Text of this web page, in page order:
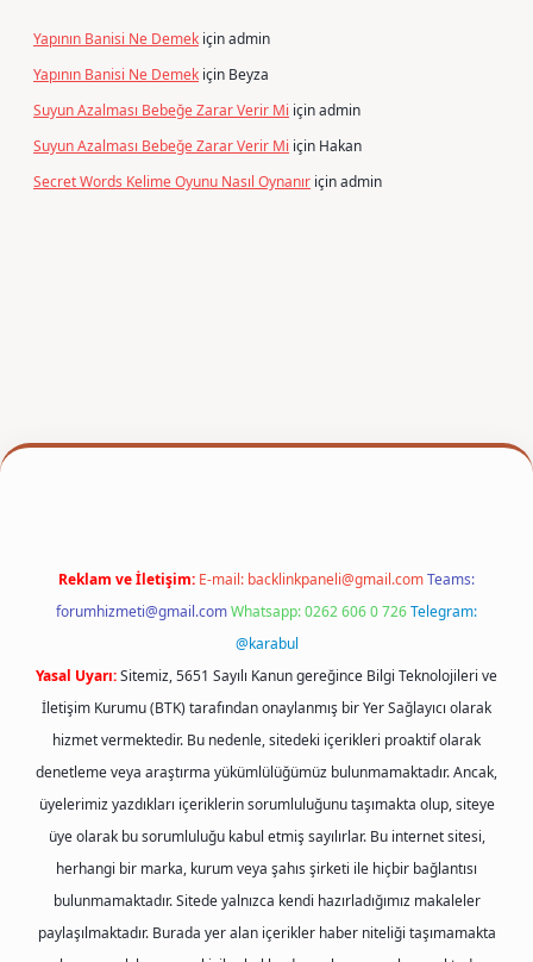
Yapının Banisi Ne Demek içinadmin
Yapının Banisi Ne Demek için Beyza
Suyun Azalması Bebeğe Zarar Verir Mi içinadmin
Suyun Azalması Bebeğe Zarar Verir Mi için Hakan
Secret Words Kelime Oyunu Nasıl Oynanır içinadmin
Reklam ve İletişim: E-mail: backlinkpaneli@gmail.comTeams:
forumhizmeti@gmail.comWhatsapp: 0262 606 0 726Telegram:
@karabul
Yasal Uyarı:Sitemiz, 5651 Sayılı Kanun gereğince Bilgi Teknolojileri ve
İletişim Kurumu (BTK) tarafından onaylanmış bir Yer Sağlayıcı olarak
hizmet vermektedir. Bu nedenle, sitedeki içerikleri proaktif olarak
denetleme veya araştırma yükümlülüğümüz bulunmamaktadır. Ancak,
üyelerimiz yazdıkları içeriklerin sorumluluğunu taşımakta olup, siteye
üye olarak bu sorumluluğu kabul etmiş sayılırlar. Bu internet sitesi,
herhangi bir marka, kurum veya şahıs şirketi ile hiçbir bağlantısı
bulunmamaktadır. Sitede yalnızca kendi hazırladığımız makaleler
paylaşılmaktadır. Burada yer alan içerikler haber niteliği taşımamakta